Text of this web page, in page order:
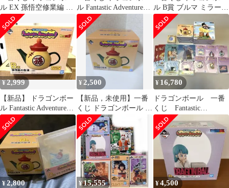
ル EX 孫悟空修業編 B
賞 ブルマ フィギュア
ル Fantastic Adventure2
B賞 急須
ル B賞 ブルマ ミラー付
きフィギュア
¥2,999
【新品】 ドラゴンボー
ル Fantastic Adventure2
B賞 急須
¥ 2,500
【新品，未使用】一番
くじ ドラゴンボール 孫
悟飯の急須 B賞
¥ 16,780
ドラゴンボール 一番
くじ Fantastic
Adventure 2ラストワン
他
¥2,800 ¥15,555 ¥4,500